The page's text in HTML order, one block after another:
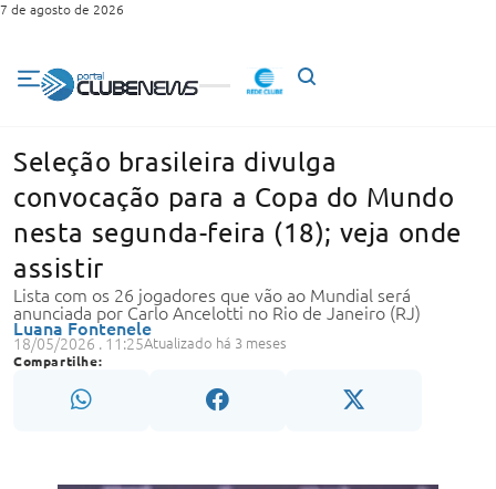
7 de agosto de 2026
Seleção brasileira divulga
convocação para a Copa do Mundo
nesta segunda-feira (18); veja onde
assistir
Lista com os 26 jogadores que vão ao Mundial será
anunciada por Carlo Ancelotti no Rio de Janeiro (RJ)
Luana Fontenele
18/05/2026 . 11:25Atualizado há 3 meses
Compartilhe: